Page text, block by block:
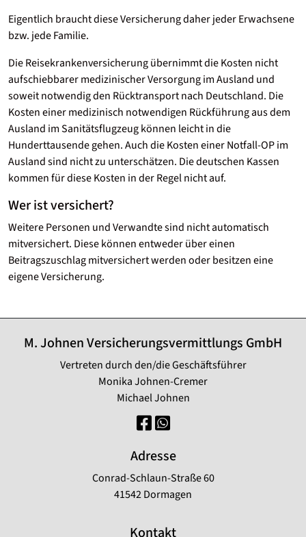
Eigentlich braucht diese Versicherung daher jeder Erwachsene
bzw. jede Familie.
Die Reisekrankenversicherung übernimmt die Kosten nicht
aufschiebbarer medizinischer Versorgung im Ausland und
soweit notwendig den Rücktransport nach Deutschland. Die
Kosten einer medizinisch notwendigen Rückführung aus dem
Ausland im Sanitätsflugzeug können leicht in die
Hunderttausende gehen. Auch die Kosten einer Notfall-OP im
Ausland sind nicht zu unterschätzen. Die deutschen Kassen
kommen für diese Kosten in der Regel nicht auf.
Wer ist versichert?
Weitere Personen und Verwandte sind nicht automatisch
mitversichert. Diese können entweder über einen
Beitragszuschlag mitversichert werden oder besitzen eine
eigene Versicherung.
M. Johnen Versicherungsvermittlungs GmbH
Vertreten durch den/die Geschäftsführer
Monika Johnen-Cremer
Michael Johnen
Adresse
Conrad-Schlaun-Straße 60
41542 Dormagen
Kontakt